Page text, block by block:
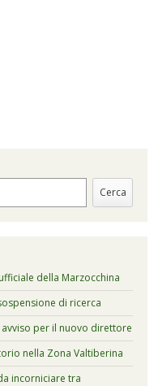
Cerca
della Marzocchina
di ricerca
avviso per il nuovo direttore
nella Zona Valtiberina
incorniciare tra